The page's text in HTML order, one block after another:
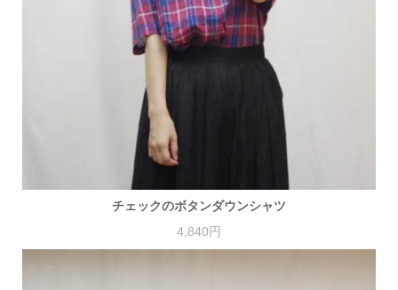
チェックのボタンダウンシャツ
4,840円